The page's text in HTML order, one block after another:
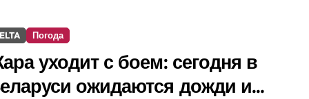
Погода
уходит с боем: сегодня в
ожидаются дожди и